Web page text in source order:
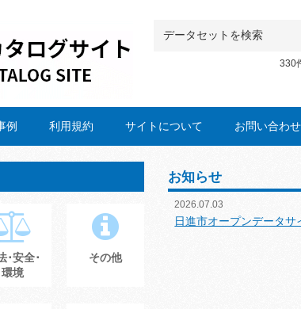
330
例 利用規約 サイトについて お問い合わせ
･安全･
環境
その他
お知らせ
2026.07.03
日進市オープンデータサ